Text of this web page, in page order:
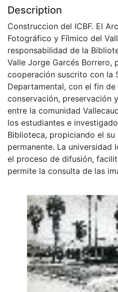
Description
Construccion del ICBF. El
Fotográfico y Fílmico del
responsabilidad de la
Valle Jorge Garcés Borrero,
cooperación suscrito con la
Departamental, con el fin
conservación, preservación
entre la comunidad
los estudiantes e
Biblioteca, propiciando el su
permanente. La universidad
el proceso de difusión,
permite la consulta de las